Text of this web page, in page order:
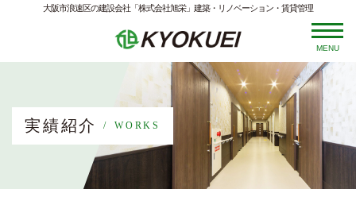
大阪市浪速区の建設会社「株式会社旭栄」建築・リノベーション・賃貸管理
MENU
実績紹介 WORKS